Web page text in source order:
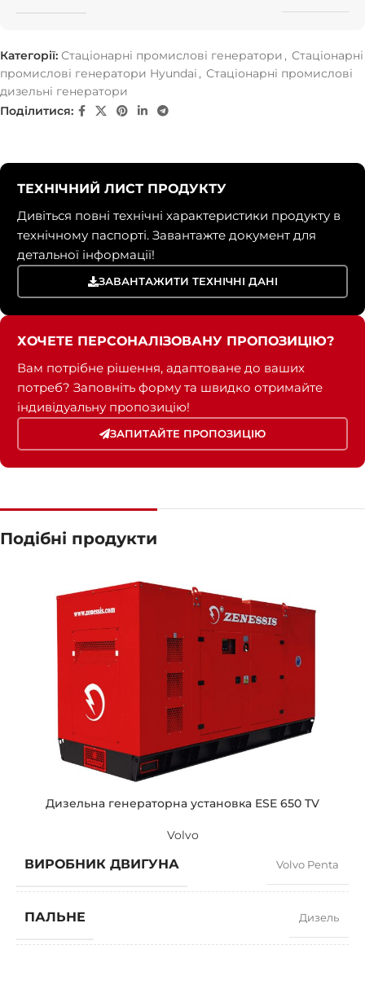
Категорії: Стаціонарні промислові генератори , Стаціонарні
промислові генератори Hyundai , Стаціонарні промислові
дизельні генератори
Поділитися:
ТЕХНІЧНИЙ ЛИСТ ПРОДУКТУ
Дивіться повні технічні характеристики продукту в
технічному паспорті. Завантажте документ для
детальної інформації!
ЗАВАНТАЖИТИ ТЕХНІЧНІ ДАНІ
ХОЧЕТЕ ПЕРСОНАЛІЗОВАНУ ПРОПОЗИЦІЮ?
Вам потрібне рішення, адаптоване до ваших
потреб? Заповніть форму та швидко отримайте
індивідуальну пропозицію!
ЗАПИТАЙТЕ ПРОПОЗИЦІЮ
Подібні продукти
Дизельна генераторна установка ESE 650 TV
Volvo
ВИРОБНИК ДВИГУНА Volvo Penta
ПАЛЬНЕ Дизель